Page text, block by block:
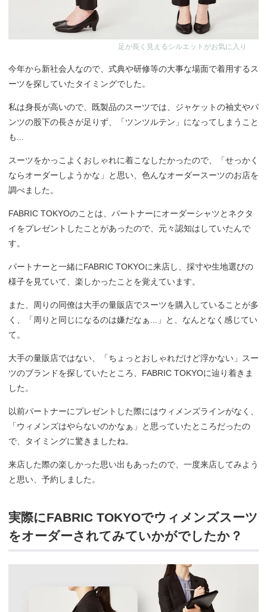
足が長く見えるシルエットがお気に入り
今年から新社会人なので、式典や研修等の大事な場面で着用するス
ーツを探していたタイミングでした。
私は身長が高いので、既製品のスーツでは、ジャケットの袖丈やパ
ンツの股下の長さが足りず、「ツンツルテン」になってしまうこと
も...
スーツをかっこよくおしゃれに着こなしたかったので、「せっかく
ならオーダーしようかな」と思い、色んなオーダースーツのお店を
調べました。
FABRIC TOKYOのことは、パートナーにオーダーシャツとネクタ
イをプレゼントしたことがあったので、元々認知はしていたんで
す。
パートナーと一緒にFABRIC TOKYOに来店し、採寸や生地選びの
様子を見ていて、楽しかったことを覚えています。
また、周りの同僚は大手の量販店でスーツを購入していることが多
く、「周りと同じになるのは嫌だなぁ...」と、なんとなく感じてい
て。
大手の量販店ではない、「ちょっとおしゃれだけど浮かない」スー
ツのブランドを探していたところ、FABRIC TOKYOに辿り着きま
した。
以前パートナーにプレゼントした際にはウィメンズラインがなく、
「ウィメンズはやらないのかなぁ」と思っていたところだったの
で、タイミングに驚きましたね。
来店した際の楽しかった思い出もあったので、一度来店してみよう
と思い、予約しました。
実際にFABRIC TOKYOでウィメンズスーツ
をオーダーされてみていかがでしたか？